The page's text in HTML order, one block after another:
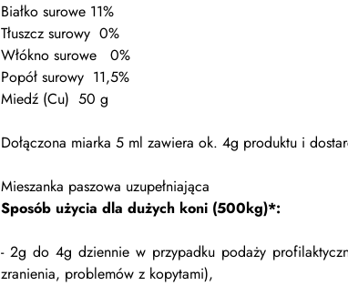
Białko surowe 11%
Tłuszcz surowy 0%
Włókno surowe 0%
Popół surowy 11,5%
Miedź (Cu) 50 g
Dołączona miarka 5 ml zawiera ok. 4g produktu i
Mieszanka paszowa uzupełniająca
Sposób użycia dla dużych koni (500kg)*:
- 2g do 4g dziennie w przypadku podaży
zranienia, problemów z kopytami),